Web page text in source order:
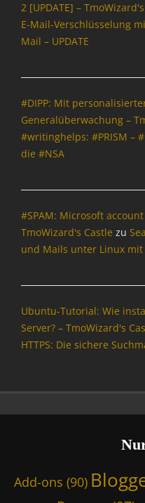
e
n
,
I
n
m
a
n
i
n
,
a
2 [UPDATE] –
E-Mail-Verschlüsselung
Mail – UPDATE
#DIPP: Mit
Generalüberwachung –
#writinghelps: #PRISM –
die #NSA
#SPAM: Microsoft
TmoWizard's Castle zu
und Mails unter Linux mit
Ubuntu-Tutorial: Wie
Server? – TmoWizard's
HTTPS: Die sichere
Add-ons (90)